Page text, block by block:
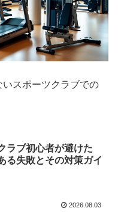
スポーツクラブでの
ラブ初心者が避けた
る失敗とその対策ガイ
2026.08.03